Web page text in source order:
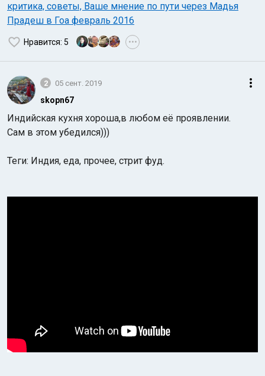
критика, советы, Ваше мнение по пути через Мадья
Прадеш в Гоа февраль 2016
Нравится: 5 •••
2 05 сент. 2019
skopn67
Индийская кухня хороша,в любом её проявлении.
Сам в этом убедился)))
Теги: Индия, еда, прочее, стрит фуд.